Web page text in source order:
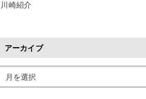
川崎紹介
アーカイブ